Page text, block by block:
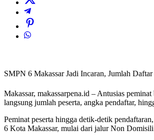
SMPN 6 Makassar Jadi Incaran, Jumlah
Makassar, makassarpena.id – Antusias
langsung jumlah peserta, angka pendaftar,
Peminat peserta hingga detik-detik
6 Kota Makassar, mulai dari jalur Non